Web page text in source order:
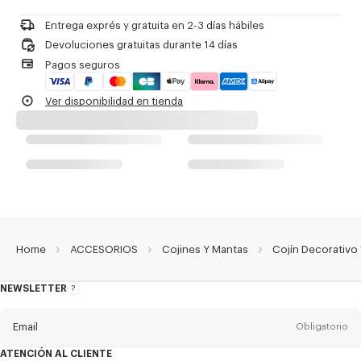
Entrega exprés y gratuita en 2-3 días hábiles
Devoluciones gratuitas durante 14 días
Pagos seguros
Ver disponibilidad en tienda
Home ACCESORIOS Cojines Y Mantas Cojín Decorativo
NEWSLETTER
Acerca
Email Obligatorio
ATENCIÓN AL CLIENTE